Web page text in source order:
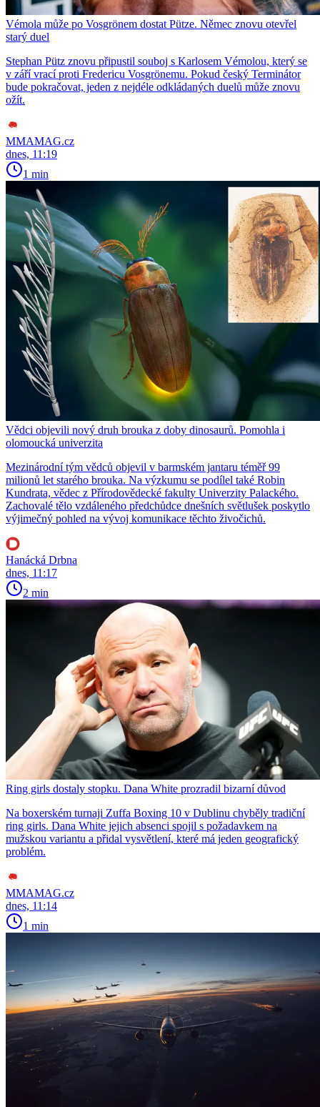
Vémola může po Vosgrönem dostat Pütze. Němec znovu otevřel
starý duel
Stephan Pütz znovu připustil souboj s Karlosem Vémolou, který se
v září vrací proti Fredericu Vosgrönemu. Pokud český Terminátor
bude pokračovat, jeden z nejdéle odkládaných duelů může znovu
ožít.
MMAMAG.cz
dnes, 11:19
1 min
Vědci objevili nový druh brouka z doby dinosaurů. Pomohla i
olomoucká univerzita
Mezinárodní tým vědců objevil v barmském jantaru téměř 99
milionů let starého brouka. Na výzkumu se podílel také Robin
Kundrata, vědec z Přírodovědecké fakulty Univerzity Palackého.
Zachovalé tělo vzdáleného předchůdce dnešních světlušek poskytlo
výjimečný pohled na vývoj komunikace těchto živočichů.
Hanácká Drbna
dnes, 11:17
2 min
Ring girls dostaly stopku. Dana White prozradil bizarní důvod
Na boxerském turnaji Zuffa Boxing 10 v Dublinu chyběly tradiční
ring girls. Dana White jejich absenci spojil s požadavkem na
mužskou variantu a přidal vysvětlení, které má jeden geografický
problém.
MMAMAG.cz
dnes, 11:14
1 min